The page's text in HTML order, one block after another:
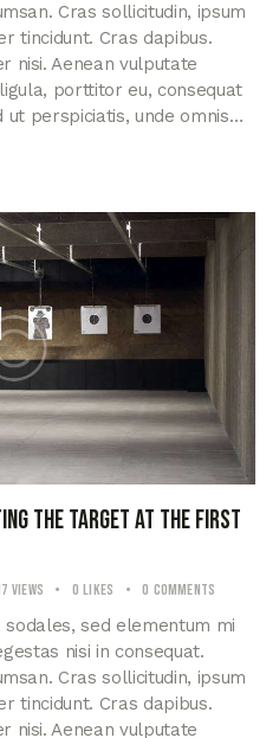
Cras sollicitudin, ipsum
tincidunt. Cras dapibus.
nisi. Aenean vulputate
porttitor eu, consequat
ut perspiciatis, unde omnis…
the target at the first
Views 0 Likes 0 Comments
sed elementum mi
nisi in consequat.
Cras sollicitudin, ipsum
tincidunt. Cras dapibus.
nisi. Aenean vulputate